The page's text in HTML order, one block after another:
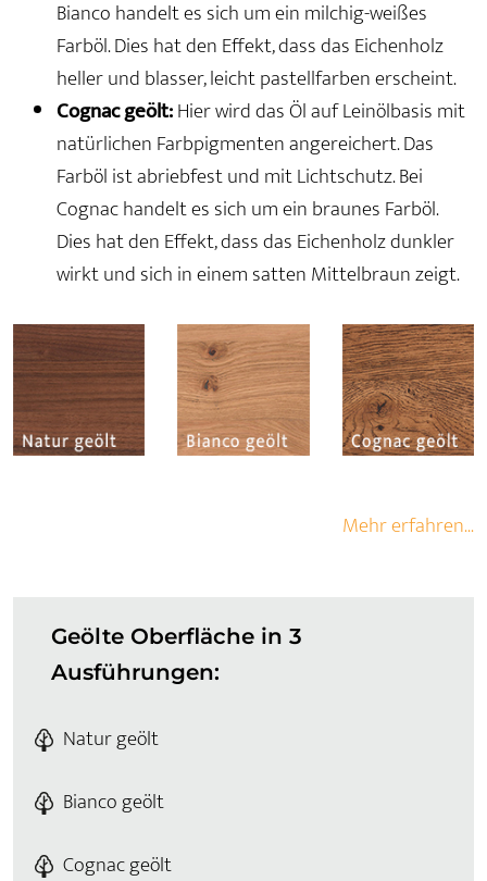
Bianco handelt es sich um ein milchig-weißes
Farböl. Dies hat den Effekt, dass das Eichenholz
heller und blasser, leicht pastellfarben erscheint.
Cognac geölt:Hier wird das Öl auf Leinölbasis mit
natürlichen Farbpigmenten angereichert. Das
Farböl ist abriebfest und mit Lichtschutz. Bei
Cognac handelt es sich um ein braunes Farböl.
Dies hat den Effekt, dass das Eichenholz dunkler
wirkt und sich in einem satten Mittelbraun zeigt.
Mehr erfahren...
Geölte Oberfläche in 3
Ausführungen:
Natur geölt
Bianco geölt
Cognac geölt